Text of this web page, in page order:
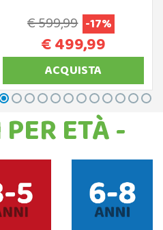
€ 599,99 -17%
€ 499,99
ACQUISTA
ETÀ -